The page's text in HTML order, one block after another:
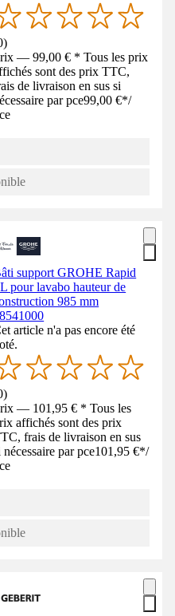
)
— 99,00 € * Tous les prix
sont des prix TTC,
de livraison en sus si
par pce99,00 €*/
support GROHE Rapid
pour lavabo hauteur de
985 mm
article n'a pas encore été
)
— 101,95 € * Tous les
affichés sont des prix
frais de livraison en sus
nécessaire par pce101,95 €*/